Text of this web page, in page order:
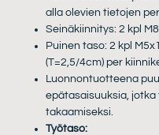
alla olevien tietojen
Seinäkiinnitys: 2 kpl
Puinen taso: 2 kpl
(T=2,5/4cm) per
Luonnontuotteena
epätasaisuuksia,
takaamiseksi.
Työtaso: